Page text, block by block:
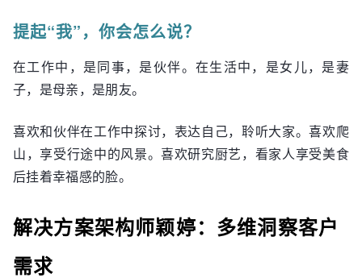
提起“我”，你会怎么说？
在工作中，是同事，是伙伴。在生活中，是女儿，是妻
子，是母亲，是朋友。
喜欢和伙伴在工作中探讨，表达自己，聆听大家。喜欢爬
山，享受行途中的风景。喜欢研究厨艺，看家人享受美食
后挂着幸福感的脸。
解决方案架构师颖婷：多维洞察客户
需求